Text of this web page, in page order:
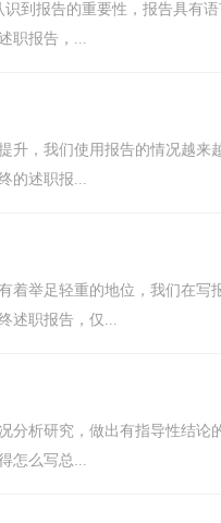
到报告的重要性，报告具有
职报告，...
升，我们使用报告的情况越来
的述职报...
着举足轻重的地位，我们在写
述职报告，仅...
分析研究，做出有指导性结论
怎么写总...